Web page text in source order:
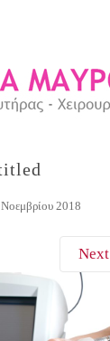
2018
Next